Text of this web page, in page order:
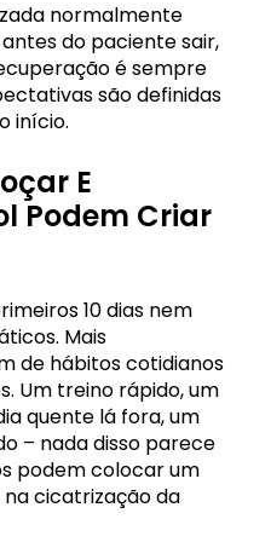
normalmente
do paciente sair,
é sempre
são definidas
início.
E
Podem Criar
10 dias nem
Mais
de hábitos cotidianos
Um treino rápido, um
quente lá fora, um
– nada disso parece
podem colocar um
cicatrização da